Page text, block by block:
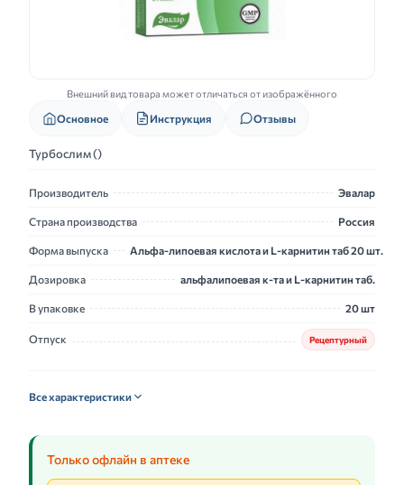
Внешний вид товара может отличаться от изображённого
Основное Инструкция Отзывы
Турбослим ()
Производитель Эвалар
Страна производства Россия
Форма выпуска Альфа-липоевая кислота и L-карнитин таб 20 шт.
Дозировка альфалипоевая к-та и L-карнитин таб.
В упаковке 20 шт
Отпуск Рецептурный
Все характеристики
Только офлайн в аптеке